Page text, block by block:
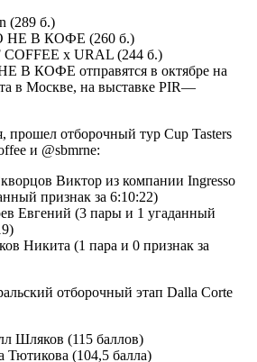
(289 б.)
НЕ В КОФЕ (260 б.)
x URAL (244 б.)
В КОФЕ отправятся в октябре на
в Москве, на выставке PIR—
прошел отборочный тур Cup Tasters
и @sbmrne:
Виктор из компании Ingresso
признак за 6:10:22)
Евгений (3 пары и 1 угаданный
Никита (1 пара и 0 признак за
отборочный этап Dalla Corte
Шляков (115 баллов)
(104,5 балла)